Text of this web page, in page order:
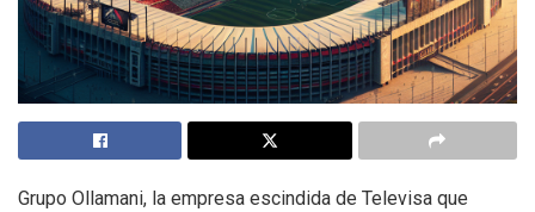
Grupo Ollamani, la empresa escindida de Televisa que